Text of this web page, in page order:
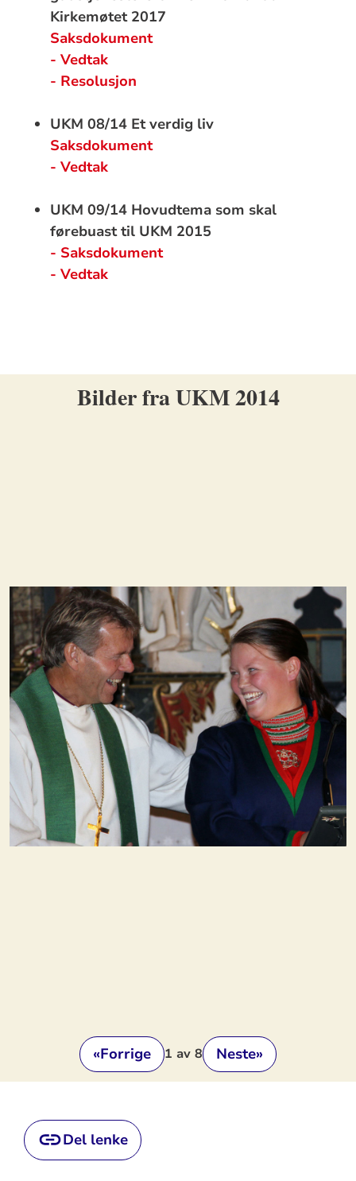
Kirkemøtet 2017
Saksdokument
- Vedtak
- Resolusjon
UKM 08/14 Et verdig liv
Saksdokument
- Vedtak
UKM 09/14 Hovudtema som skal
førebuast til UKM 2015
- Saksdokument
- Vedtak
Bilder fra UKM 2014
«Forrige 1 av 8 Neste»
Del lenke